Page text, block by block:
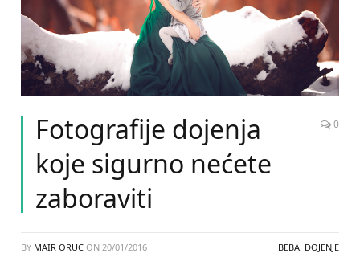
Fotografije dojenja
koje sigurno nećete
zaboraviti
0
BY MAIR ORUC ON 20/01/2016 BEBA, DOJENJE